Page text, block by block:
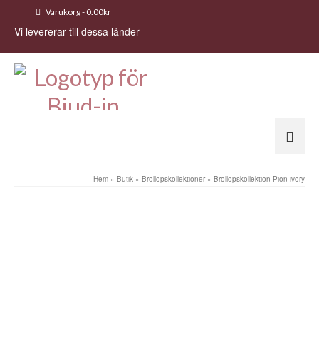
Varukorg- 0.00kr
Vi levererar till dessa länder
Hem » Butik » Bröllopskollektioner » Bröllopskollektion Pion ivory